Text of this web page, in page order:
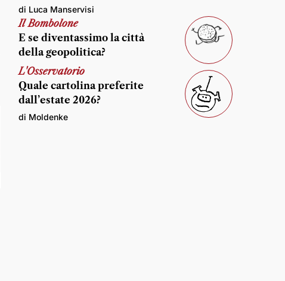
di Luca Manservisi
Il Bombolone
E se diventassimo la città
della geopolitica?
L'Osservatorio
Quale cartolina preferite
dall’estate 2026?
di Moldenke